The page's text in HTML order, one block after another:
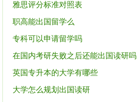
雅思评分标准对照表
职高能出国留学么
专科可以申请留学吗
在国内考研失败之后还能出国读研吗
英国专升本的大学有哪些
大学怎么规划出国读研